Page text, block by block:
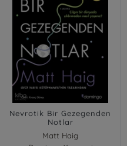
Nevrotik Bir Gezegenden
Notlar
Matt Haig